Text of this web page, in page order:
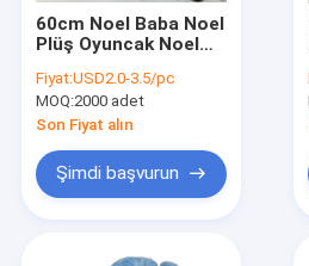
60cm Noel Baba Noel
Plüş Oyuncak Noel
Ornamentler Şükran
Günü Hediyeleri
Fiyat:USD2.0-3.5/pc
MOQ:2000 adet
Son Fiyat alın
Şimdi başvurun